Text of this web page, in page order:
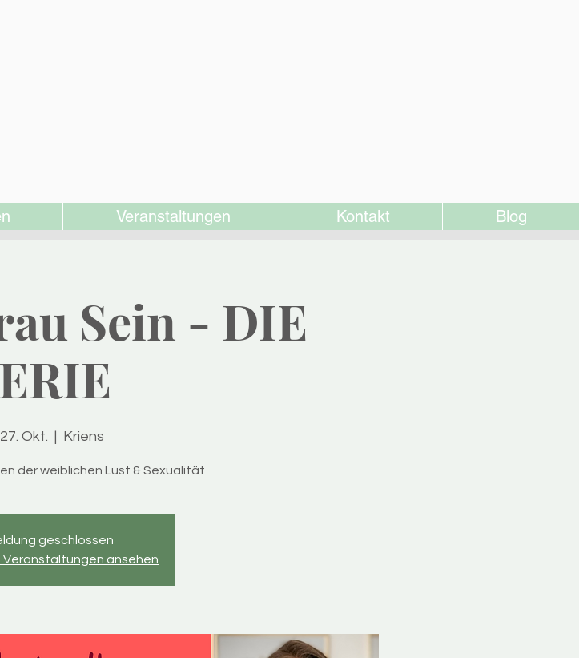
Veranstaltungen Kontakt Blog
Sein - DIE
Okt.
  |
Kriens
der weiblichen Lust & Sexualität
geschlossen
ansehen